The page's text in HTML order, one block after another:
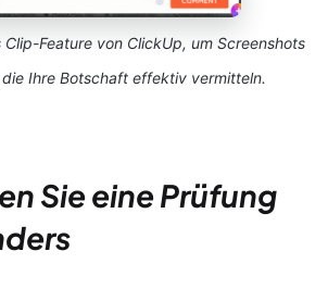
Clip-Feature von ClickUp, um Screenshots
Ihre Botschaft effektiv vermitteln.
Sie eine Prüfung